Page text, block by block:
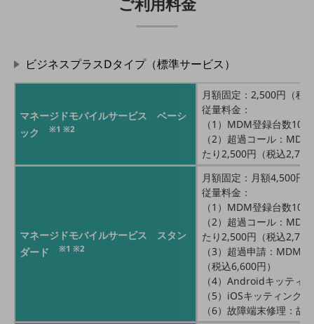
旬な話題やお役立ち資料などDXの課題を
お役立ち資料ダウンロード
IT用語集
サービス・ソリューション
お悩みから見つける
モバイル・音声
ビジネスプラスDタイプ（標準サービス）
マネージドモバイルサービス ベーシ
ック
※1 ※2
月額固定：2,500円（税
従量料金：
（1）MDM登録台数10
（2）超過コール：
たり2,500円（税込2,750
マネージドモバイルサービス スタン
ダード
※1 ※2
月額固定：月額4,500円
従量料金：
（1）MDM登録台数10
（2）超過コール：
たり2,500円（税込2,750
（3）超過申請：MDM
（税込6,600円）
（4）Androidキッティ
（5）iOSキッティング
（6）故障端末修理：故